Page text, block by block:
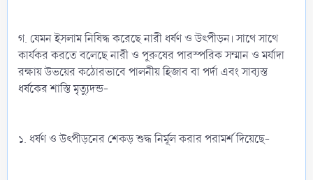
গ. যেমন ইসলাম নিষিদ্ধ করেছে নারী ধর্ষণ ও উৎপীড়ন। সাথে সাথে
কার্যকর করতে বলেছে নারী ও পুরুষের পারস্পরিক সম্মান ও মর্যাদা
রক্ষায় উভয়ের কঠোরভাবে পালনীয় হিজাব বা পর্দা এবং সাব্যস্ত
ধর্ষকের শাস্তি মৃত্যুদন্ড-
১. ধর্ষণ ও উৎপীড়নের শেকড় শুদ্ধ নির্মূল করার পরামর্শ দিয়েছে-